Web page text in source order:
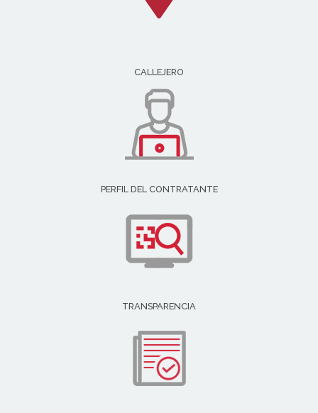
CALLEJERO
PERFIL DEL CONTRATANTE
TRANSPARENCIA